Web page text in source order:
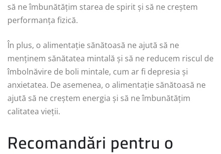
să ne îmbunătățim starea de spirit și să ne creștem
performanța fizică.
În plus, o alimentație sănătoasă ne ajută să ne
menținem sănătatea mintală și să ne reducem riscul de
îmbolnăvire de boli mintale, cum ar fi depresia și
anxietatea. De asemenea, o alimentație sănătoasă ne
ajută să ne creștem energia și să ne îmbunătățim
calitatea vieții.
Recomandări pentru o